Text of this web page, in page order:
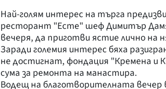
Най-голям интерес на търга
ресторант "Есте" шеф Димитър
вечеря, да приготви ястие лично
Заради големия интерес бяха
не достигнат, фондация "Кремена и
сума за ремонта на манастира.
Водещ на благотворителната